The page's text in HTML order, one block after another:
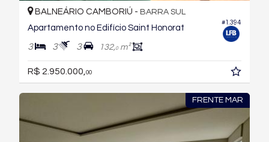
#1.394
BALNEÁRIO CAMBORIÚ - BARRA SUL
Apartamento no Edifício Saint Honorat
3 3 3 132,0m²
R$ 2.950.000, 00
FRENTE MAR